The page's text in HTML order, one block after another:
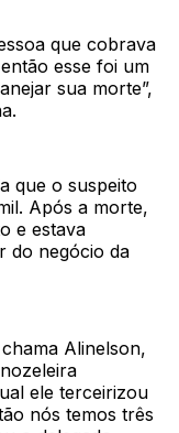
que cobrava
esse foi um
sua morte”,
que o suspeito
Após a morte,
e estava
do negócio da
Alinelson,
ele terceirizou
nós temos três